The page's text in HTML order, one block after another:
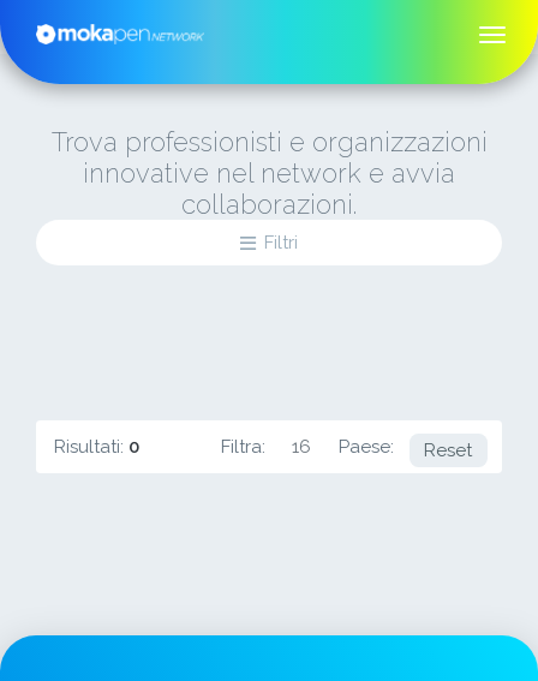
Trova professionisti e organizzazioni
innovative nel network e avvia
collaborazioni.
Filtri
Risultati: 0 Filtra: 16 Paese: USA
Reset